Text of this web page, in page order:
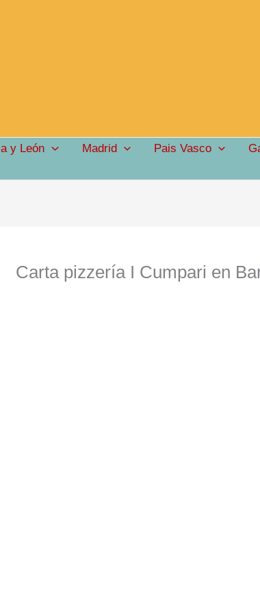
y León Madrid Pais Vasco